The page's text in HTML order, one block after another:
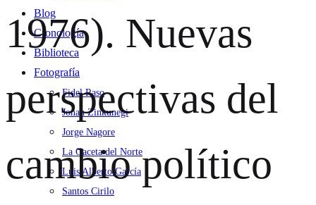
Blog
Cronología
Biblioteca
Fotografía
Fidel Raso
Jonan Zinkunegi
Jorge Nagore
La Gaceta del Norte
Luis Alberto García
Santos Cirilo
1976). Nuevas
perspectivas del
cambio político